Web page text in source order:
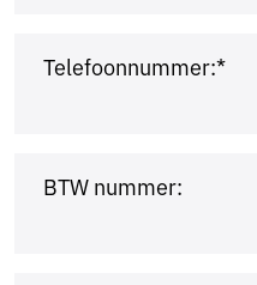
Telefoonnummer:*
BTW nummer: